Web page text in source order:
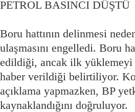
PETROL BASINCI DÜŞTÜ
Boru hattının delinmesi
ulaşmasını engelledi. Boru
edildiği, ancak ilk yüklemeyi
haber verildiği belirtiliyor.
açıklama yapmazken, BP
kaynaklandığını doğruluyor.